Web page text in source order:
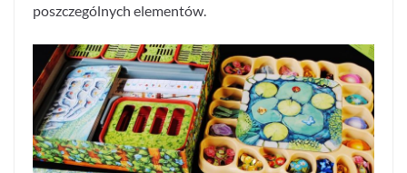
poszczególnych elementów.